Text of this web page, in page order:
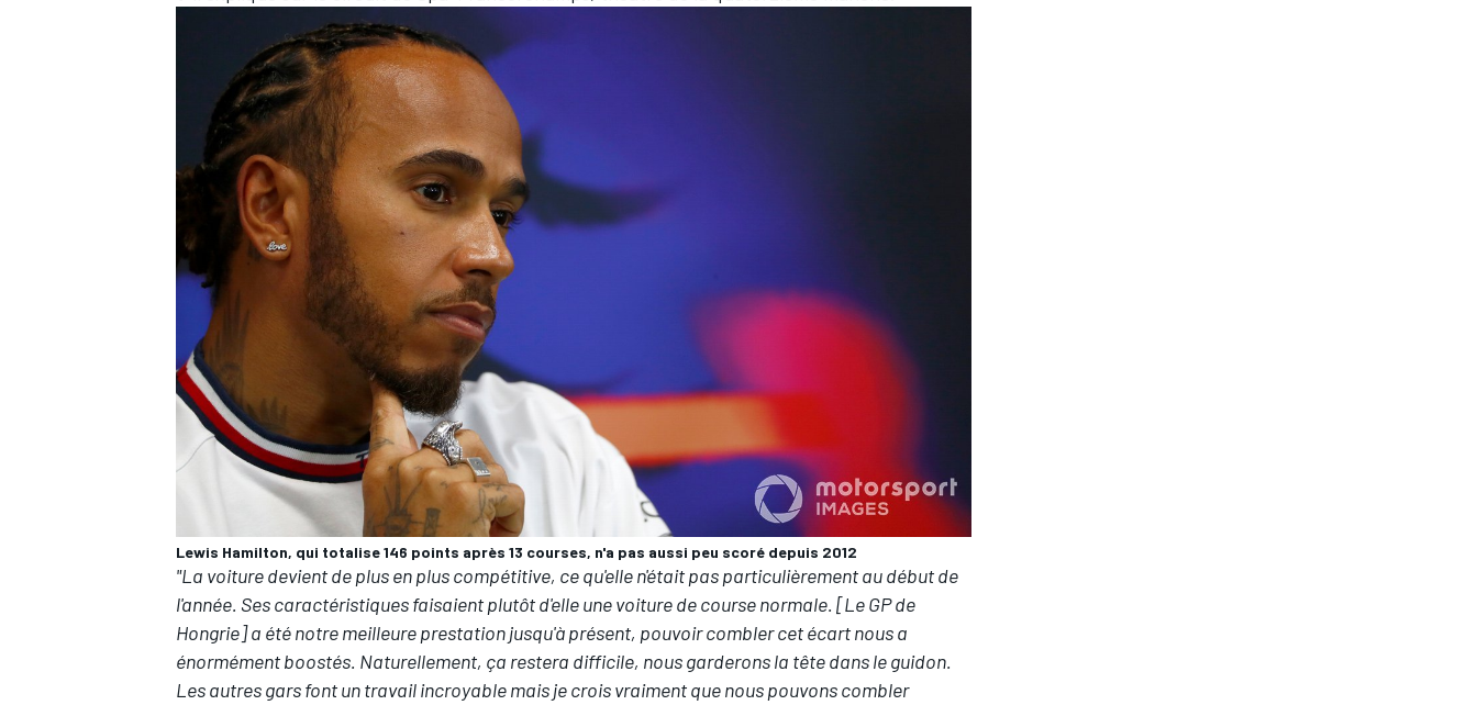
Lewis Hamilton, qui totalise 146 points après 13 courses, n'a pas aussi peu scoré depuis 2012
"La voiture devient de plus en plus compétitive, ce qu'elle n'était pas particulièrement au début de
l'année. Ses caractéristiques faisaient plutôt d'elle une voiture de course normale. [Le GP de
Hongrie] a été notre meilleure prestation jusqu'à présent, pouvoir combler cet écart nous a
énormément boostés. Naturellement, ça restera difficile, nous garderons la tête dans le guidon.
Les autres gars font un travail incroyable mais je crois vraiment que nous pouvons combler